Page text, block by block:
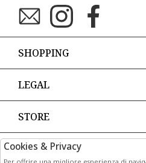
SHOPPING
LEGAL
STORE
PAGAMENTI
Cookies & Privacy